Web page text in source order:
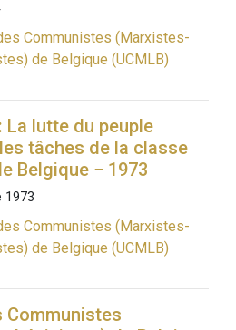
Communistes (Marxistes-
de Belgique (UCMLB)
La lutte du peuple
tâches de la classe
Belgique − 1973
1973
Communistes (Marxistes-
de Belgique (UCMLB)
Communistes